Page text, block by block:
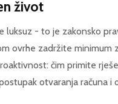
život
luksuz - to je zakonsko
ovrhe zadržite minimum
čim primite
otvaranja računa i